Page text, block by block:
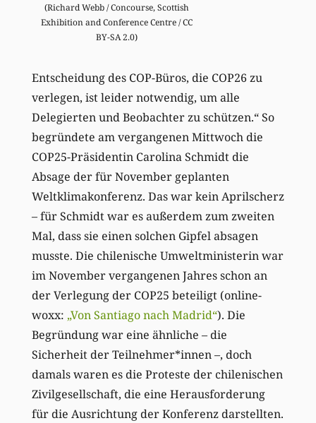
(Richard Webb / Concourse, Scottish
Exhibition and Conference Centre / CC
BY-SA 2.0)
Entscheidung des COP-Büros, die COP26 zu
verlegen, ist leider notwendig, um alle
Delegierten und Beobachter zu schützen.“ So
begründete am vergangenen Mittwoch die
COP25-Präsidentin Carolina Schmidt die
Absage der für November geplanten
Weltklimakonferenz. Das war kein Aprilscherz
– für Schmidt war es außerdem zum zweiten
Mal, dass sie einen solchen Gipfel absagen
musste. Die chilenische Umweltministerin war
im November vergangenen Jahres schon an
der Verlegung der COP25 beteiligt (online-
woxx: „Von Santiago nach Madrid“). Die
Begründung war eine ähnliche – die
Sicherheit der Teilnehmer*innen –, doch
damals waren es die Proteste der chilenischen
Zivilgesellschaft, die eine Herausforderung
für die Ausrichtung der Konferenz darstellten.